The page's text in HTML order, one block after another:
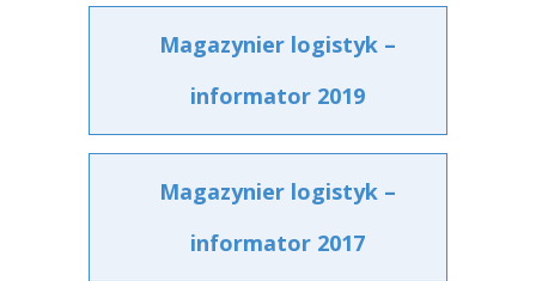
Magazynier logistyk –
informator 2019
Magazynier logistyk –
informator 2017